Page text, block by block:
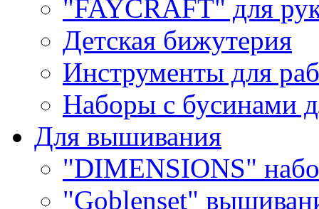
"FAYCRAFT" для
Детская бижутерия
Инструменты для
Наборы с бусинами
Для вышивания
"DIMENSIONS"
"Goblenset"